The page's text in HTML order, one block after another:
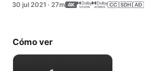
parque.
30 jul 2021 · 27m
Cómo ver